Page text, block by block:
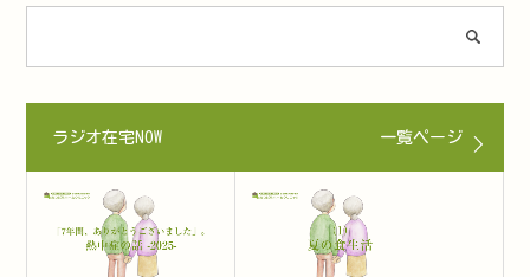
ラジオ在宅NOW 一覧ページ